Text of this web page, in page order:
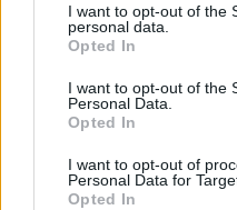
not limited to your visit or
grant or deny consent to
use your data for below
consent section.
I want to opt-out of the
personal data.
Opted In
I want to opt-out of the
Personal Data.
Opted In
I want to opt-out of
Personal Data for
Opted In
PIÙ LETTI
Elettrici e Musica in
Rilancio degli impianti
Formazza e Valle
Scoperte carcasse di